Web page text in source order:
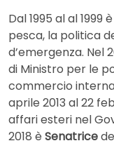
Dal 1995 al al
pesca, la politica
d’emergenza. Nel
di Ministro per le
commercio
aprile 2013 al 22
affari esteri nel
2018 è Senatrice